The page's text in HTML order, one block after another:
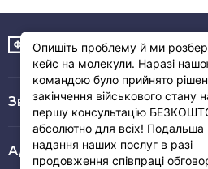
Зв’язок з нами :
Адреса
Опишіть проблему й ми
кейс на молекули. Наразі
командою було прийнято
закінчення військового стану
першу консультацію
абсолютно для всіх! Подальша
надання наших послуг в разі
продовження співпраці